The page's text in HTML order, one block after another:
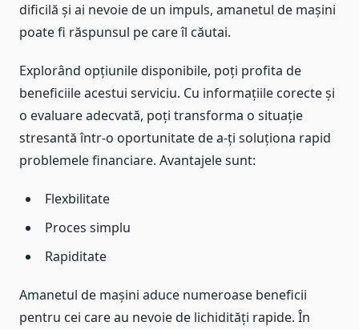
dificilă și ai nevoie de un impuls, amanetul de mașini
poate fi răspunsul pe care îl căutai.
Explorând opțiunile disponibile, poți profita de
beneficiile acestui serviciu. Cu informațiile corecte și
o evaluare adecvată, poți transforma o situație
stresantă într-o oportunitate de a-ți soluționa rapid
problemele financiare. Avantajele sunt:
Flexbilitate
Proces simplu
Rapiditate
Amanetul de mașini aduce numeroase beneficii
pentru cei care au nevoie de lichidități rapide. În